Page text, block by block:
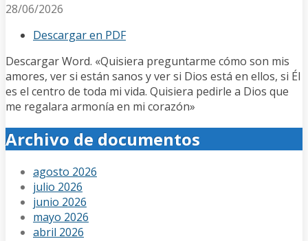
28/06/2026
Descargar en PDF
Descargar Word. «Quisiera preguntarme cómo son mis
amores, ver si están sanos y ver si Dios está en ellos, si Él
es el centro de toda mi vida. Quisiera pedirle a Dios que
me regalara armonía en mi corazón»
Archivo de documentos
agosto 2026
julio 2026
junio 2026
mayo 2026
abril 2026